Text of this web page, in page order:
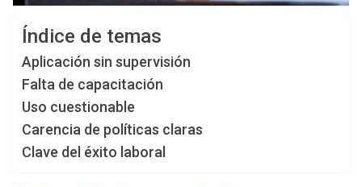
Índice de temas
Aplicación sin supervisión
Falta de capacitación
Uso cuestionable
Carencia de políticas claras
Clave del éxito laboral